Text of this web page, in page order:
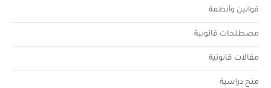
قوانين وأنظمة
مصطلحات قانونية
مقالات قانونية
منح دراسية